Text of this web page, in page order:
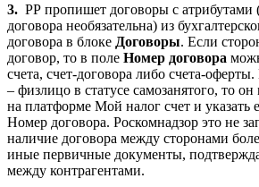
3. РР пропишет договоры с атрибутами
договора необязательна) из
договора в блоке Договоры. Если
договор, то в поле Номер договора
счета, счет-договора либо счета-
– физлицо в статусе самозанятого, то
на платформе Мой налог счет и указать
Номер договора. Роскомнадзор это не
наличие договора между сторонами
иные первичные документы,
между контрагентами.